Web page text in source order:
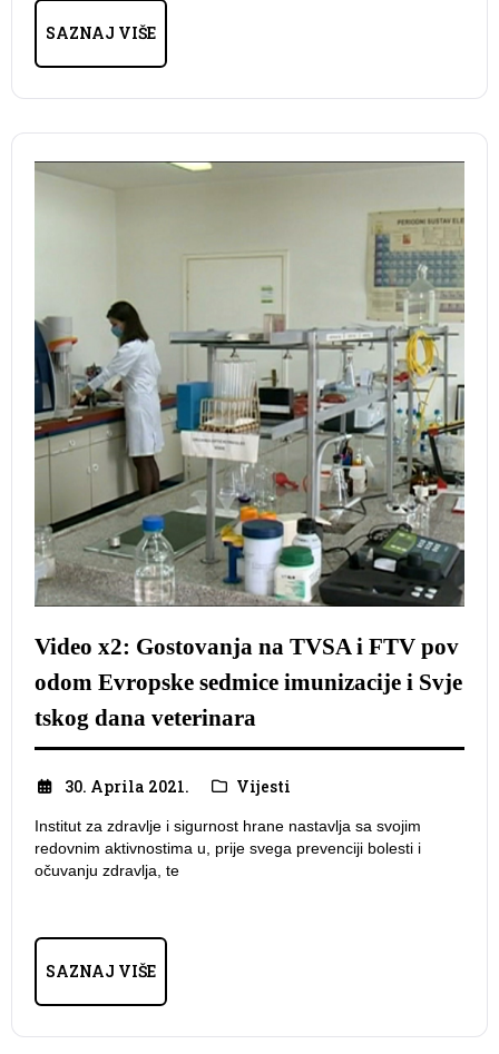
SAZNAJ VIŠE
Video x2: Gostovanja na TVSA i FTV pov
odom Evropske sedmice imunizacije i Svje
tskog dana veterinara
30. Aprila 2021. Vijesti
Institut za zdravlje i sigurnost hrane nastavlja sa svojim
redovnim aktivnostima u, prije svega prevenciji bolesti i
očuvanju zdravlja, te
SAZNAJ VIŠE